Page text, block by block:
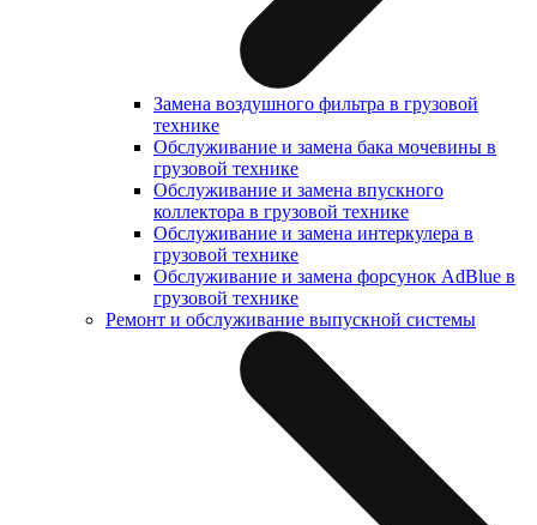
Замена воздушного фильтра в грузовой
технике
Обслуживание и замена бака мочевины в
грузовой технике
Обслуживание и замена впускного
коллектора в грузовой технике
Обслуживание и замена интеркулера в
грузовой технике
Обслуживание и замена форсунок AdBlue в
грузовой технике
Ремонт и обслуживание выпускной системы